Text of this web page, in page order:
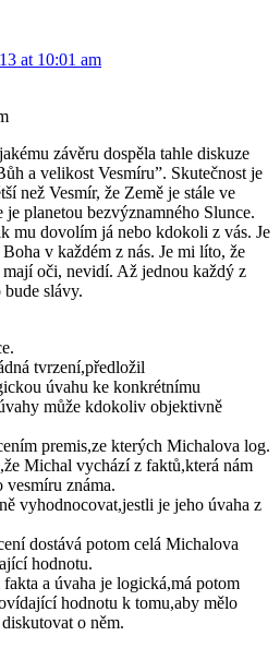
at 10:01 am
závěru dospěla tahle diskuze
a velikost Vesmíru”. Skutečnost je
než Vesmír, že Země je stále ve
je planetou bezvýznamného Slunce.
mu dovolím já nebo kdokoli z vás. Je
v každém z nás. Je mi líto, že
mají oči, nevidí. Až jednou každý z
slávy.
tvrzení,předložil
úvahu ke konkrétnímu
může kdokoliv objektivně
premis,ze kterých Michalova log.
Michal vychází z faktů,která nám
vesmíru známa.
vyhodnocovat,jestli je jeho úvaha z
dostává potom celá Michalova
hodnotu.
a úvaha je logická,má potom
hodnotu k tomu,aby mělo
o něm.